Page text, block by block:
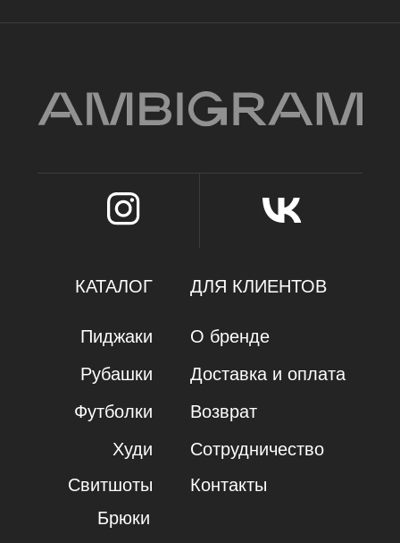
Политика конфиденциальности
ИНН 560910614029 / ОГРНИП 323784700205623